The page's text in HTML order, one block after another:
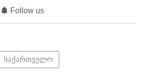
Follow us
საქართველო